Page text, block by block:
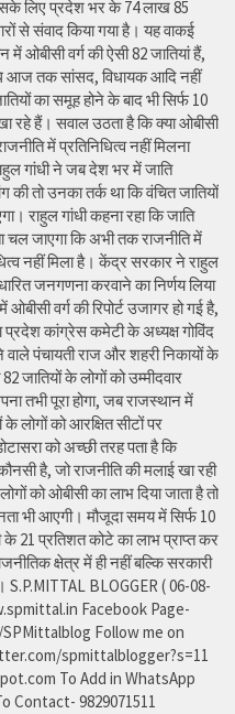
लिए प्रदेश भर के 74 लाख 85
से संवाद किया गया है। यह वाकई
ओबीसी वर्ग की ऐसी 82 जातियां हैं,
आज तक सांसद, विधायक आदि नहीं
का समूह होने के बाद भी सिर्फ 10
रहे हैं। सवाल उठता है कि क्या ओबीसी
में प्रतिनिधित्व नहीं मिलना
गांधी ने जब देश भर में जाति
तो उनका तर्क था कि वंचित जातियों
राहुल गांधी कहना रहा कि जाति
जाएगा कि अभी तक राजनीति में
नहीं मिला है। केंद्र सरकार ने राहुल
जनगणना करवाने का निर्णय लिया
वर्ग की रिपोर्ट उजागर हो गई है,
प्रदेश कांग्रेस कमेटी के अध्यक्ष गोविंद
वाले पंचायती राज और शहरी निकायों के
जातियों के लोगों को उम्मीदवार
तभी पूरा होगा, जब राजस्थान में
के लोगों को आरक्षित सीटों पर
को अच्छी तरह पता है कि
है, जो राजनीति की मलाई खा रही
को ओबीसी का लाभ दिया जाता है तो
भी आएगी। मौजूदा समय में सिर्फ 10
के 21 प्रतिशत कोटे का लाभ प्राप्त कर
क्षेत्र में ही नहीं बल्कि सरकारी
S.P.MITTAL BLOGGER ( 06-08-
Facebook Page-
Follow me on
spmittalblogger?s=11
To Add in WhatsApp
Contact- 9829071511